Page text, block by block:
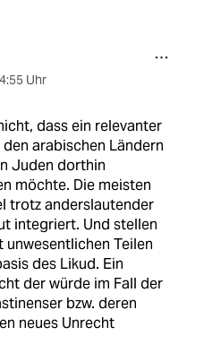
Uhr
dass ein relevanter
arabischen Ländern
Juden dorthin
möchte. Die meisten
trotz anderslautender
integriert. Und stellen
unwesentlichen Teilen
des Likud. Ein
der würde im Fall der
bzw. deren
neues Unrecht